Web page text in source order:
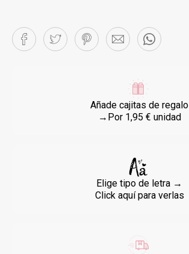
Añade cajitas de regalo
→Por 1,95 € unidad
Elige tipo de letra →
Click aquí para verlas